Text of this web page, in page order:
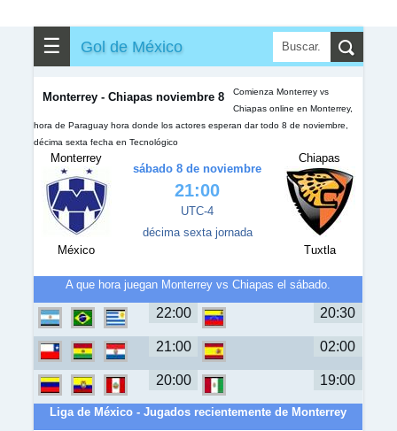
☰ Gol de México
Monterrey - Chiapas noviembre 8
Comienza Monterrey vs
Chiapas online en Monterrey,
hora de Paraguay hora donde los actores esperan dar todo 8 de noviembre,
décima sexta fecha en Tecnológico
Monterrey
México
sábado 8 de noviembre
21:00
UTC-4
décima sexta jornada
Chiapas
Tuxtla
A que hora juegan Monterrey vs Chiapas el sábado.
22:00 20:30
21:00 02:00
20:00 19:00
Liga de México - Jugados recientemente de Monterrey